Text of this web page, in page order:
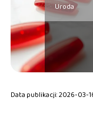
Uroda
Data publikacji: 2026-03-